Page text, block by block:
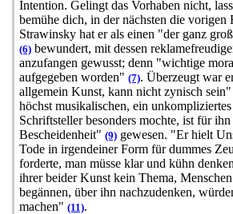
Intention. Gelingt das Vorhaben nicht,
bemühe dich, in der nächsten die
Strawinsky hat er als einen "der ganz
(6) bewundert, mit dessen
anzufangen gewusst; denn "wichtige
aufgegeben worden" (7). Überzeugt war
allgemein Kunst, kann nicht zynisch
höchst musikalischen, ein
Schriftsteller besonders mochte, ist für
Bescheidenheit" (9) gewesen. "Er hielt
Tode in irgendeiner Form für dummes
forderte, man müsse klar und kühn
ihrer beider Kunst kein Thema,
begännen, über ihn nachzudenken,
machen" (11).